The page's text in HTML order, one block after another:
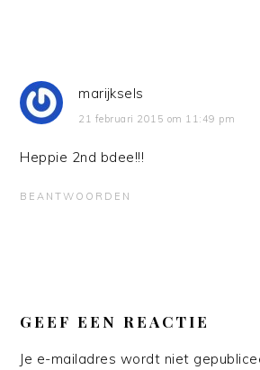
marijksels
21 februari 2015 om 11:49 pm
Heppie 2nd bdee!!!
BEANTWOORDEN
GEEF EEN REACTIE
Je e-mailadres wordt niet